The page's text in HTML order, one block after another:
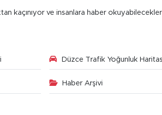
kaçınıyor ve insanlara haber
Düzce Trafik Yoğunluk
Haber Arşivi